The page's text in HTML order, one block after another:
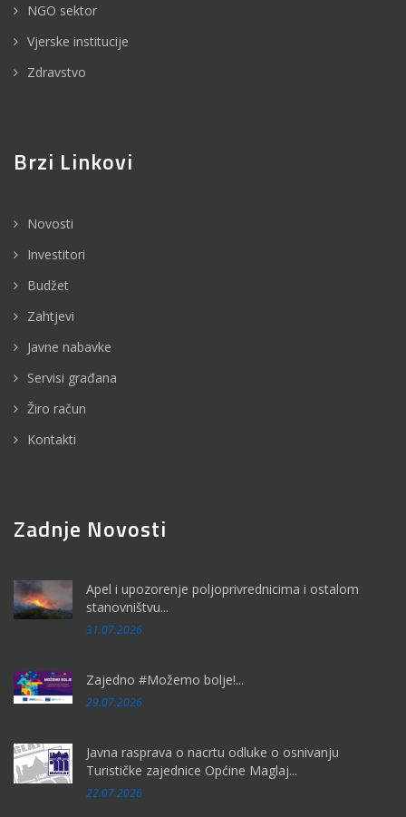
NGO sektor
Vjerske institucije
Zdravstvo
Brzi Linkovi
Novosti
Investitori
Budžet
Zahtjevi
Javne nabavke
Servisi građana
Žiro račun
Kontakti
Zadnje Novosti
Apel i upozorenje poljoprivrednicima i ostalom
stanovništvu...
31.07.2026
Zajedno #Možemo bolje!...
29.07.2026
Javna rasprava o nacrtu odluke o osnivanju
Turističke zajednice Općine Maglaj...
22.07.2026